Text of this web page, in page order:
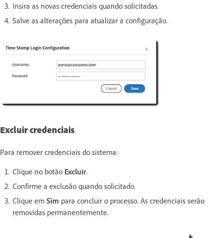
Insira as novas credenciais quando solicitadas.
Salve as alterações para atualizar a configuração.
Excluir credenciais
Para remover credenciais do sistema:
Clique no botão Excluir.
Confirme a exclusão quando solicitado.
Clique em Sim para concluir o processo. As credenciais serão
removidas permanentemente.